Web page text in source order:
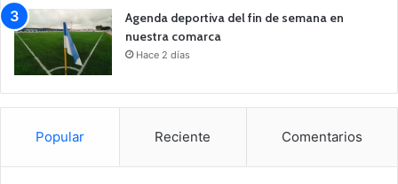
Agenda deportiva del fin de semana en
nuestra comarca
Hace 2 días
Popular Reciente Comentarios